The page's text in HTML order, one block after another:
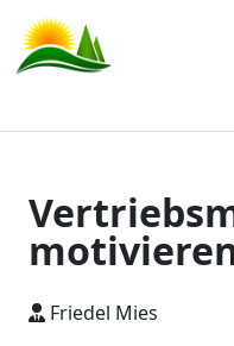
Friedel Mies